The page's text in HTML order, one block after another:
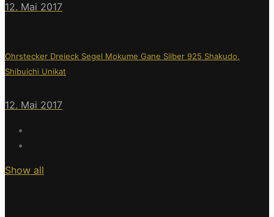
12. Mai 2017
Ohrstecker Dreieck Segel Mokume Gane Silber 925 Shakudo,
Shibuichi Unikat
12. Mai 2017
Show all